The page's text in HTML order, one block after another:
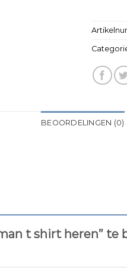
BEOORDELINGEN (0)
t shirt heren” te